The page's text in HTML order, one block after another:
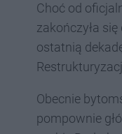
Choć od
zakończyła
ostatnią
Obecnie
pompownie